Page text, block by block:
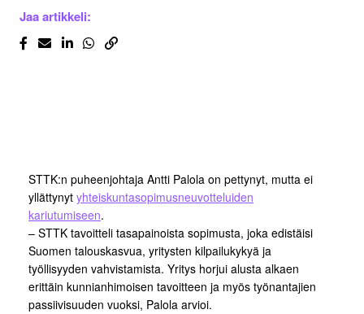
Jaa artikkeli:
STTK:n puheenjohtaja Antti Palola on pettynyt, mutta ei
yllättynyt yhteiskuntasopimusneuvotteluiden
kariutumiseen.
– STTK tavoitteli tasapainoista sopimusta, joka edistäisi
Suomen talouskasvua, yritysten kilpailukykyä ja
työllisyyden vahvistamista. Yritys horjui alusta alkaen
erittäin kunnianhimoisen tavoitteen ja myös työnantajien
passiivisuuden vuoksi, Palola arvioi.